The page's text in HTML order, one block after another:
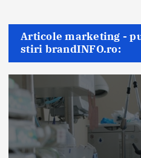
Articole marketing -
stiri brandINFO.ro: